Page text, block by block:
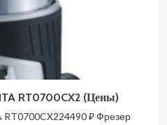
RT0700CX2 (Цены)
₽ Фрезер